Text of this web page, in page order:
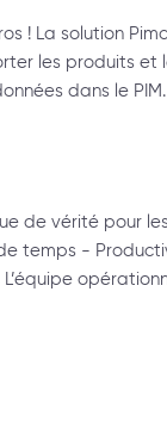
! La solution
les produits
dans le
de vérité pour
temps -